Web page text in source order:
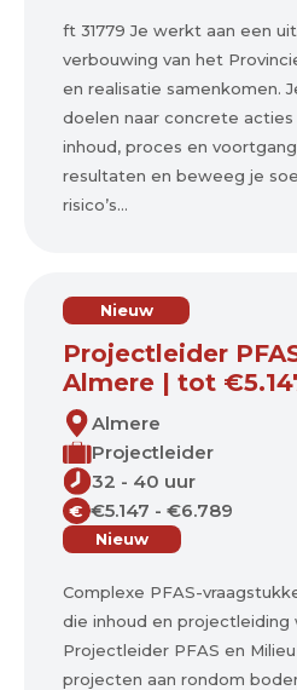
ft 31779 Je werkt aan een
verbouwing van het
en realisatie samenkomen.
doelen naar concrete
inhoud, proces en
resultaten en beweeg je
risico’s...
Nieuw
Projectleider
Almere | tot
Almere
Projectleider
32 - 40 uur
€ €5.147 - €6.789
Nieuw
Complexe PFAS-
die inhoud en projectleiding
Projectleider PFAS en
projecten aan rondom